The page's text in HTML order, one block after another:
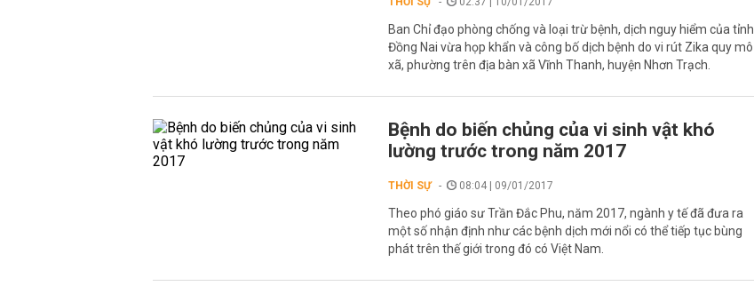
Ban Chỉ đạo phòng chống và loại trừ bệnh, dịch nguy hiểm của tỉnh
Đồng Nai vừa họp khẩn và công bố dịch bệnh do vi rút Zika quy mô
xã, phường trên địa bàn xã Vĩnh Thanh, huyện Nhơn Trạch.
Bệnh do biến chủng của vi sinh vật khó
lường trước trong năm 2017
THỜI SỰ 08:04 | 09/01/2017
Theo phó giáo sư Trần Đắc Phu, năm 2017, ngành y tế đã đưa ra
một số nhận định như các bệnh dịch mới nổi có thể tiếp tục bùng
phát trên thế giới trong đó có Việt Nam.